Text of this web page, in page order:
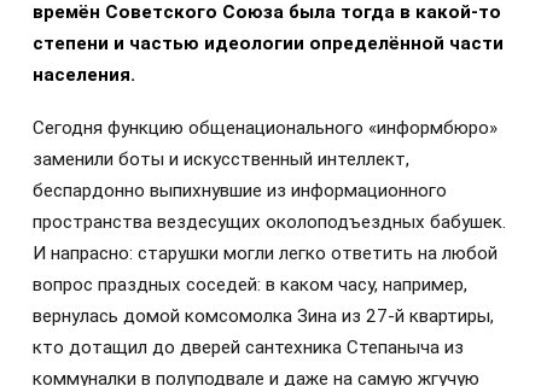
времён Советского Союза была тогда в какой-то
степени и частью идеологии определённой части
населения.
Сегодня функцию общенационального «информбюро»
заменили боты и искусственный интеллект,
беспардонно выпихнувшие из информационного
пространства вездесущих околоподъездных бабушек.
И напрасно: старушки могли легко ответить на любой
вопрос праздных соседей: в каком часу, например,
вернулась домой комсомолка Зина из 27-й квартиры,
кто дотащил до дверей сантехника Степаныча из
коммуналки в полуподвале и даже на самую жгучую